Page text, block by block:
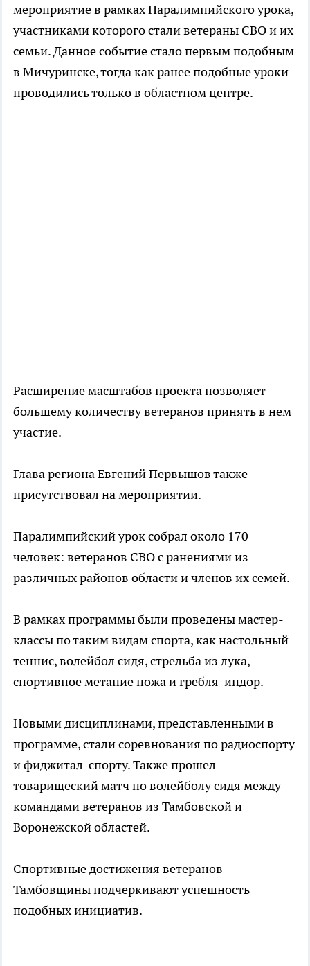
мероприятие в рамках Паралимпийского урока,
участниками которого стали ветераны СВО и их
семьи. Данное событие стало первым подобным
в Мичуринске, тогда как ранее подобные уроки
проводились только в областном центре.
Расширение масштабов проекта позволяет
большему количеству ветеранов принять в нем
участие.
Глава региона Евгений Первышов также
присутствовал на мероприятии.
Паралимпийский урок собрал около 170
человек: ветеранов СВО с ранениями из
различных районов области и членов их семей.
В рамках программы были проведены мастер-
классы по таким видам спорта, как настольный
теннис, волейбол сидя, стрельба из лука,
спортивное метание ножа и гребля-индор.
Новыми дисциплинами, представленными в
программе, стали соревнования по радиоспорту
и фиджитал-спорту. Также прошел
товарищеский матч по волейболу сидя между
командами ветеранов из Тамбовской и
Воронежской областей.
Спортивные достижения ветеранов
Тамбовщины подчеркивают успешность
подобных инициатив.